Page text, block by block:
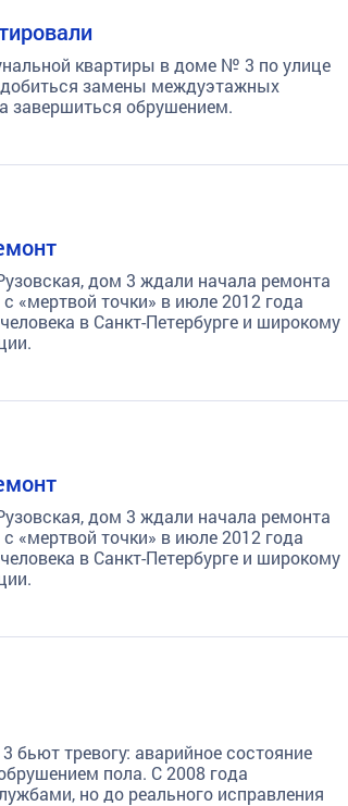
квартиры в доме № 3 по улице
добиться замены междуэтажных
завершиться обрушением.
дом 3 ждали начала ремонта
«мертвой точки» в июле 2012 года
в Санкт-Петербурге и широкому
дом 3 ждали начала ремонта
«мертвой точки» в июле 2012 года
в Санкт-Петербурге и широкому
тревогу: аварийное состояние
пола. С 2008 года
но до реального исправления